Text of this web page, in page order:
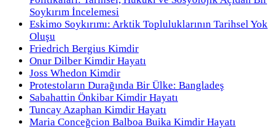
Soykırım İncelemesi
Eskimo Soykırımı: Arktik Topluluklarının Tarihsel Yok
Oluşu
Friedrich Bergius Kimdir
Onur Dilber Kimdir Hayatı
Joss Whedon Kimdir
Protestoların Durağında Bir Ülke: Bangladeş
Sabahattin Önkibar Kimdir Hayatı
Tuncay Azaphan Kimdir Hayatı
Maria Conceğcion Balboa Buika Kimdir Hayatı